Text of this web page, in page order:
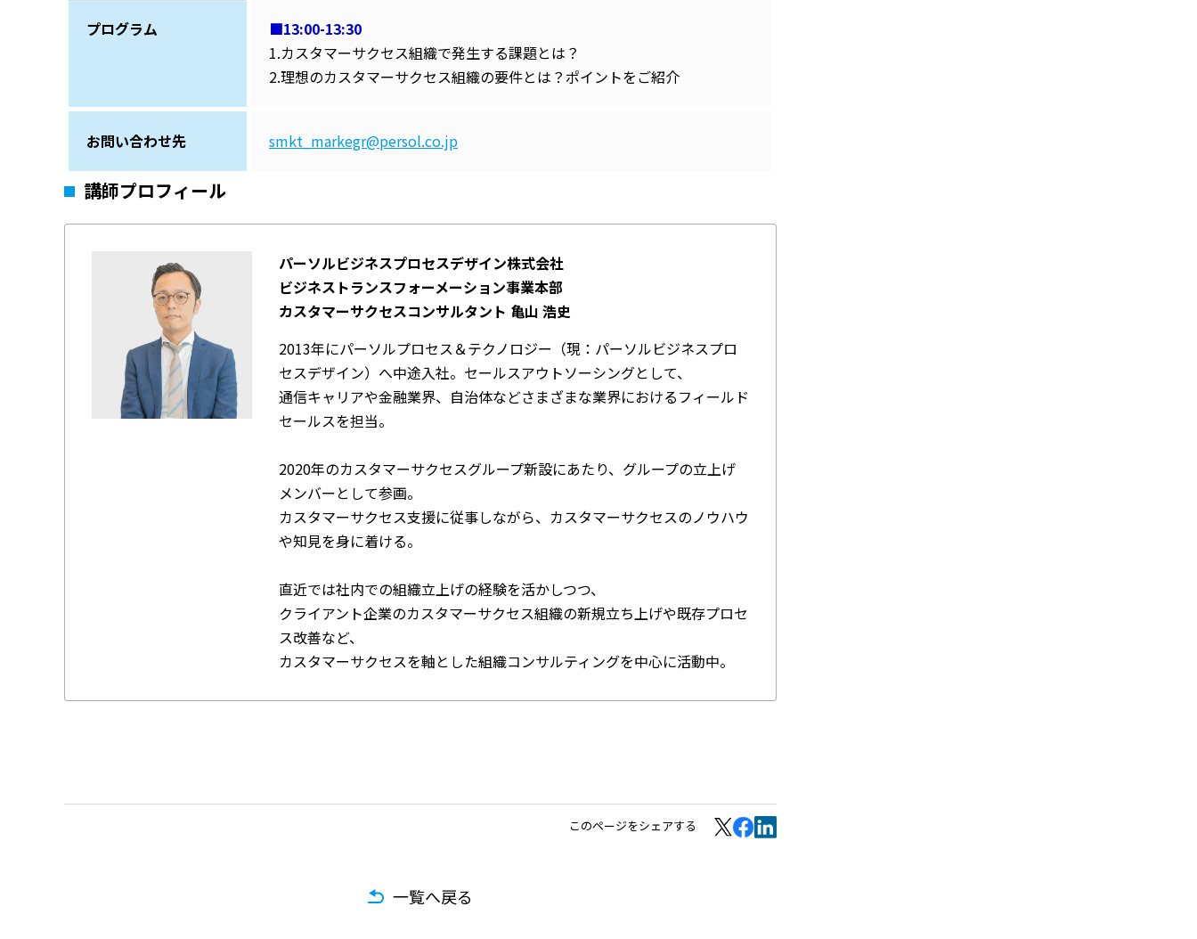
プログラム
■13:00-13:30
1.カスタマーサクセス組織で発生する課題とは？
2.理想のカスタマーサクセス組織の要件とは？ポイントをご紹介
お問い合わせ先 smkt_markegr@persol.co.jp
講師プロフィール
パーソルビジネスプロセスデザイン株式会社
ビジネストランスフォーメーション事業本部
カスタマーサクセスコンサルタント 亀山 浩史
2013年にパーソルプロセス＆テクノロジー（現：パーソルビジネスプロ
セスデザイン）へ中途入社。セールスアウトソーシングとして、
通信キャリアや金融業界、自治体などさまざまな業界におけるフィールド
セールスを担当。
2020年のカスタマーサクセスグループ新設にあたり、グループの立上げ
メンバーとして参画。
カスタマーサクセス支援に従事しながら、カスタマーサクセスのノウハウ
や知見を身に着ける。
直近では社内での組織立上げの経験を活かしつつ、
クライアント企業のカスタマーサクセス組織の新規立ち上げや既存プロセ
ス改善など、
カスタマーサクセスを軸とした組織コンサルティングを中心に活動中。
このページをシェアする
一覧へ戻る